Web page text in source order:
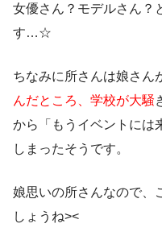
女優さん？モデルさん？
す…☆
ちなみに所さんは娘さん
んだところ、学校が大騒
から「もうイベントには
しまったそ うです。
娘思いの所さんなので、
しょうね><